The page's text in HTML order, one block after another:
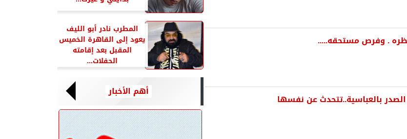
. وفرص مستحقه.....
بالعباسية..تتحدث عن نفسها
المطرب نادر أبو الليف
يعود إلى القاهرة الخميس
المقبل بعد إقامته
الحفلات...
أهم الأخبار